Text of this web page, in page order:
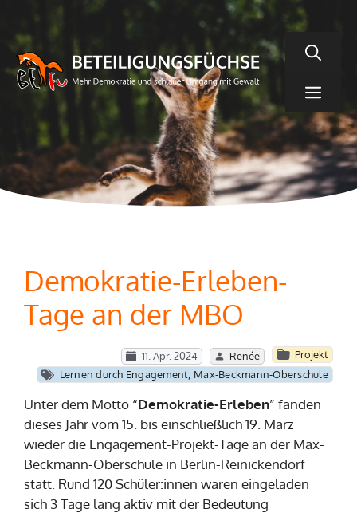
springen
Demokratie-Erleben-
Tage an der MBO
11. Apr. 2024 Renée
Projekt
Lernen durch Engagement, Max-Beckmann-Oberschule
Unter dem Motto “Demokratie-Erleben” fanden
dieses Jahr vom 15. bis einschließlich 19. März
wieder die Engagement-Projekt-Tage an der Max-
Beckmann-Oberschule in Berlin-Reinickendorf
statt. Rund 120 Schüler:innen waren eingeladen
sich 3 Tage lang aktiv mit der Bedeutung